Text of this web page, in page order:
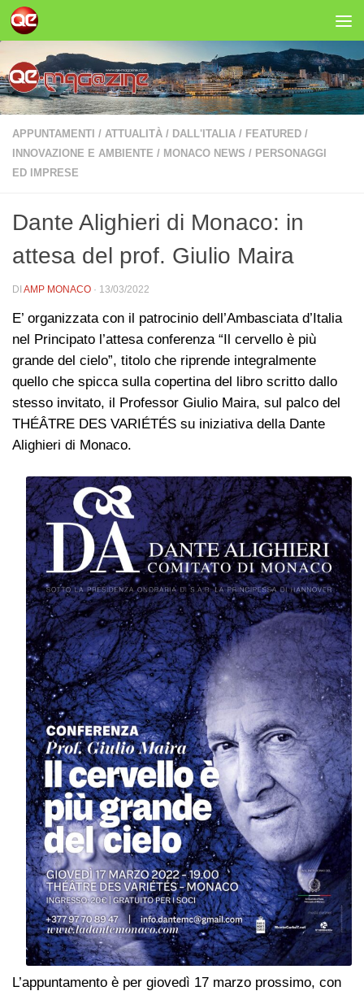
Salta al contenuto
APPUNTAMENTI / ATTUALITÀ / DALL'ITALIA / FEATURED /
INNOVAZIONE E AMBIENTE / MONACO NEWS / PERSONAGGI
ED IMPRESE
Dante Alighieri di Monaco: in
attesa del prof. Giulio Maira
DI AMP MONACO · 13/03/2022
E’ organizzata con il patrocinio dell’Ambasciata d’Italia
nel Principato l’attesa conferenza “Il cervello è più
grande del cielo”, titolo che riprende integralmente
quello che spicca sulla copertina del libro scritto dallo
stesso invitato, il Professor Giulio Maira, sul palco del
THÉÂTRE DES VARIÉTÉS su iniziativa della Dante
Alighieri di Monaco.
L’appuntamento è per giovedì 17 marzo prossimo, con